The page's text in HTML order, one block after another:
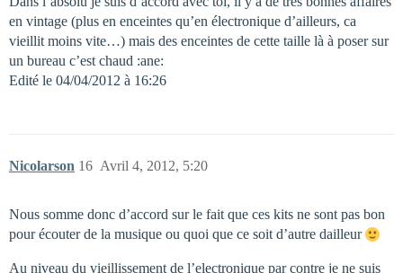
en vintage (plus en enceintes qu’en électronique d’ailleurs, ca
vieillit moins vite…) mais des enceintes de cette taille là à poser sur
un bureau c’est chaud :ane:
Edité le 04/04/2012 à 16:26
Nicolarson Avril 4, 2012, 5:20
16
Nous somme donc d’accord sur le fait que ces kits ne sont pas bon
pour écouter de la musique ou quoi que ce soit d’autre dailleur
Au niveau du vieillissement de l’electronique par contre je ne suis